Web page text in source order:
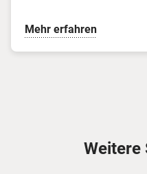
Mehr erfahren
Weitere